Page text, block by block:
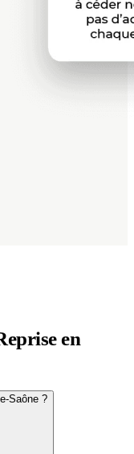
en
Saône ?